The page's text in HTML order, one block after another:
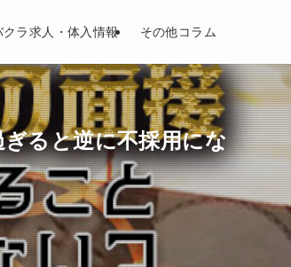
クラ求人・体入情報 その他コラム
ると逆に不採用にな